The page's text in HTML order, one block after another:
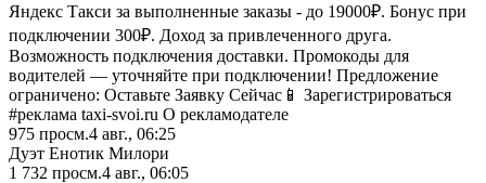
Яндекс Такси за выполненные заказы - до 19000₽. Бонус при
подключении 300₽. Доход за привлеченного друга.
Возможность подключения доставки. Промокоды для
водителей — уточняйте при подключении! Предложение
ограничено: Оставьте Заявку Сейчас📱 Зарегистрироваться
#реклама taxi-svoi.ru О рекламодателе
975 просм.4 авг., 06:25
Дуэт Енотик Милори
1 732 просм.4 авг., 06:05